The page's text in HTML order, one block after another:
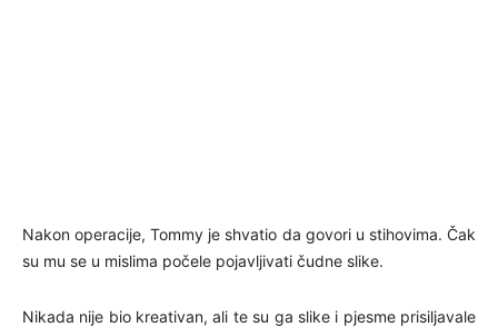
Nakon operacije, Tommy je shvatio da govori u stihovima. Čak
su mu se u mislima počele pojavljivati čudne slike.
Nikada nije bio kreativan, ali te su ga slike i pjesme prisiljavale